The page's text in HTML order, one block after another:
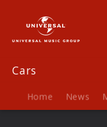
Cars
Home News